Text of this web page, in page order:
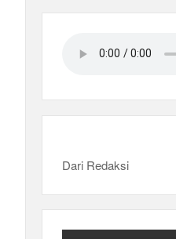
Dari Redaksi